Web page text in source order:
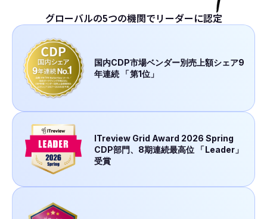
グローバルの5つの機関でリーダーに認定
国内CDP市場ベンダー別売上額シェア9
年連続
「第1位」
ITreview Grid Award 2026 Spring
CDP部門、8期連続最高位
「Leader」
受賞